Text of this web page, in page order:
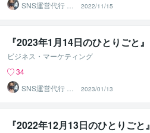
SNS運営代行 ま
るなげ
2022/11/15
『2023年1月14日のひとりごと』⁡
ビジネス・マーケティング
34
SNS運営代行 ま
るなげ
2023/01/13
『2022年12月13日のひとりごと』